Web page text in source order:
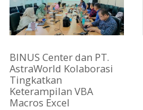
BINUS Center dan PT.
AstraWorld Kolaborasi
Tingkatkan
Keterampilan VBA
Macros Excel